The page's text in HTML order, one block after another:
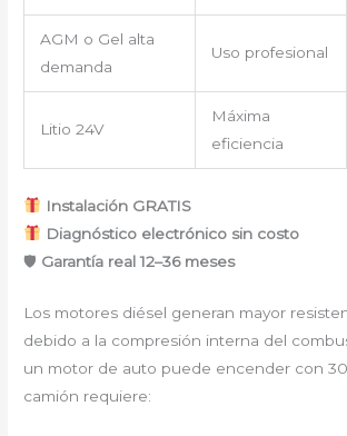
AGM o Gel alta
demanda
Uso profesional
Litio 24V
Máxima
eficiencia
Instalación GRATIS
Diagnóstico electrónico sin costo
🛡 Garantía real 12–36 meses
Los motores diésel generan mayor
debido a la compresión interna del
un motor de auto puede encender con
camión requiere: